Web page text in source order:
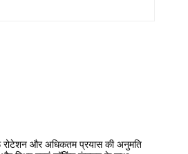
रोटेशन और अधिकतम प्रयास की अनुमति